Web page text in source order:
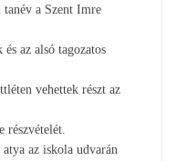
a Szent Imre
az alsó tagozatos
vehettek részt az
részvételét.
az iskola udvarán